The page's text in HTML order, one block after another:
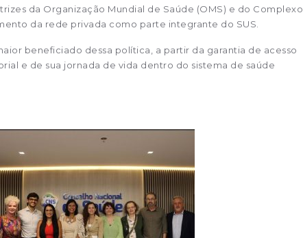
da Organização Mundial de Saúde (OMS) e do Complexo
da rede privada como parte integrante do SUS.
beneficiado dessa política, a partir da garantia de acesso
e de sua jornada de vida dentro do sistema de saúde